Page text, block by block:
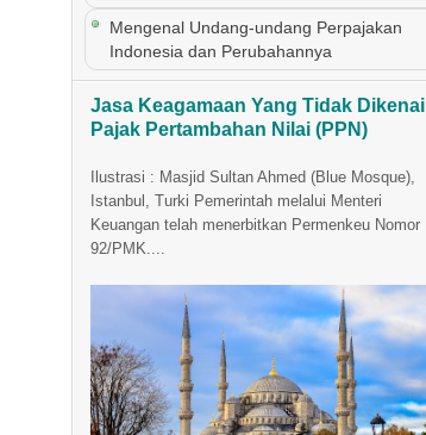
Mengenal Undang-undang Perpajakan
Indonesia dan Perubahannya
Jasa Keagamaan Yang Tidak Dikenai
Pajak Pertambahan Nilai (PPN)
Ilustrasi : Masjid Sultan Ahmed (Blue Mosque),
Istanbul, Turki Pemerintah melalui Menteri
Keuangan telah menerbitkan Permenkeu Nomor
92/PMK....